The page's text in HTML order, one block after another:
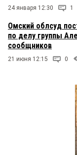
24 января 12:30 1
Омский облсуд
по делу группы
сообщников
21 июня 12:15 0